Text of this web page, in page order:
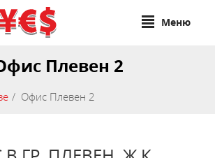
Меню
Плевен 2
Офис Плевен 2